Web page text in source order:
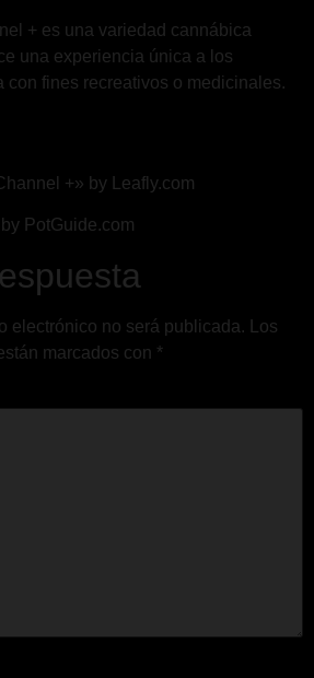
+ es una variedad cannábica
una experiencia única a los
con fines recreativos o medicinales.
+» by Leafly.com
PotGuide.com
electrónico no será publicada.
Los
marcados con *